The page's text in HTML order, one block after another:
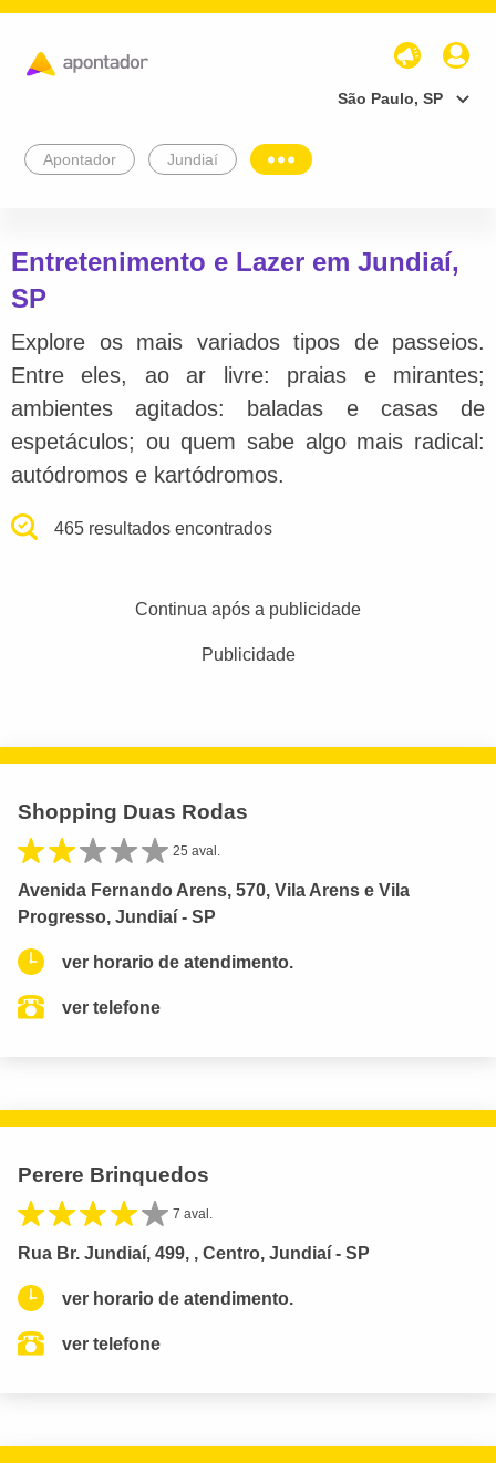
São Paulo, SP
Apontador Jundiaí
Entretenimento e Lazer em Jundiaí,
SP
Explore os mais variados tipos de passeios.
Entre eles, ao ar livre: praias e mirantes;
ambientes agitados: baladas e casas de
espetáculos; ou quem sabe algo mais radical:
autódromos e kartódromos.
465 resultados encontrados
Continua após a publicidade
Publicidade
Shopping Duas Rodas
25 aval.
Avenida Fernando Arens, 570, Vila Arens e Vila
Progresso, Jundiaí - SP
ver horario de atendimento.
ver telefone
Perere Brinquedos
7 aval.
Rua Br. Jundiaí, 499, , Centro, Jundiaí - SP
ver horario de atendimento.
ver telefone